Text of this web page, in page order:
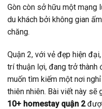
Gòn còn sở hữu một mạng
du khách bởi không gian
chăng.
Quận 2, với vẻ đẹp hiện
trí thuận lợi, đang trở
muốn tìm kiếm một nơi
thiên nhiên. Bài viết này sẽ
10+ homestay quận 2